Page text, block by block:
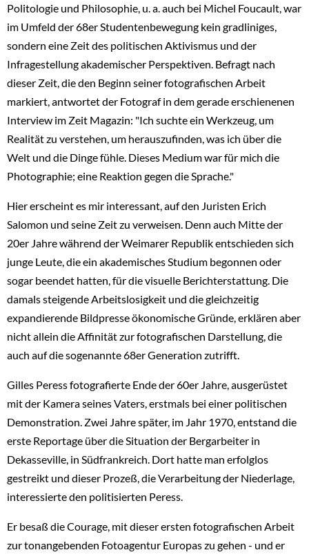
Politologie und Philosophie, u. a. auch bei Michel Foucault, war
im Umfeld der 68er Studentenbewegung kein gradliniges,
sondern eine Zeit des politischen Aktivismus und der
Infragestellung akademischer Perspektiven. Befragt nach
dieser Zeit, die den Beginn seiner fotografischen Arbeit
markiert, antwortet der Fotograf in dem gerade erschienenen
Interview im Zeit Magazin: "Ich suchte ein Werkzeug, um
Realität zu verstehen, um herauszufinden, was ich über die
Welt und die Dinge fühle. Dieses Medium war für mich die
Photographie; eine Reaktion gegen die Sprache."
Hier erscheint es mir interessant, auf den Juristen Erich
Salomon und seine Zeit zu verweisen. Denn auch Mitte der
20er Jahre während der Weimarer Republik entschieden sich
junge Leute, die ein akademisches Studium begonnen oder
sogar beendet hatten, für die visuelle Berichterstattung. Die
damals steigende Arbeitslosigkeit und die gleichzeitig
expandierende Bildpresse ökonomische Gründe, erklären aber
nicht allein die Affinität zur fotografischen Darstellung, die
auch auf die sogenannte 68er Generation zutrifft.
Gilles Peress fotografierte Ende der 60er Jahre, ausgerüstet
mit der Kamera seines Vaters, erstmals bei einer politischen
Demonstration. Zwei Jahre später, im Jahr 1970, entstand die
erste Reportage über die Situation der Bergarbeiter in
Dekasseville, in Südfrankreich. Dort hatte man erfolglos
gestreikt und dieser Prozeß, die Verarbeitung der Niederlage,
interessierte den politisierten Peress.
Er besaß die Courage, mit dieser ersten fotografischen Arbeit
zur tonangebenden Fotoagentur Europas zu gehen - und er